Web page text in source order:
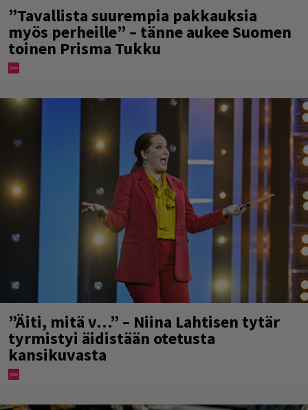
”Tavallista suurempia pakkauksia
myös perheille” – tänne aukee Suomen
toinen Prisma Tukku
”Äiti, mitä v…” – Niina Lahtisen tytär
tyrmistyi äidistään otetusta
kansikuvasta